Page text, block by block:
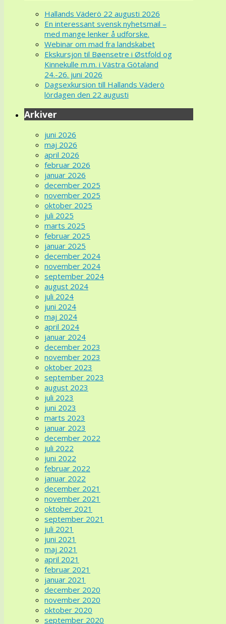
Hallands Väderö 22 augusti 2026
En interessant svensk nyhetsmail –
med mange lenker å udforske.
Webinar om mad fra landskabet
Ekskursjon til Bøensetre i Østfold og
Kinnekulle m.m. i Västra Götaland
24.-26. juni 2026
Dagsexkursion till Hallands Väderö
lördagen den 22 augusti
Arkiver
juni 2026
maj 2026
april 2026
februar 2026
januar 2026
december 2025
november 2025
oktober 2025
juli 2025
marts 2025
februar 2025
januar 2025
december 2024
november 2024
september 2024
august 2024
juli 2024
juni 2024
maj 2024
april 2024
januar 2024
december 2023
november 2023
oktober 2023
september 2023
august 2023
juli 2023
juni 2023
marts 2023
januar 2023
december 2022
juli 2022
juni 2022
februar 2022
januar 2022
december 2021
november 2021
oktober 2021
september 2021
juli 2021
juni 2021
maj 2021
april 2021
februar 2021
januar 2021
december 2020
november 2020
oktober 2020
september 2020